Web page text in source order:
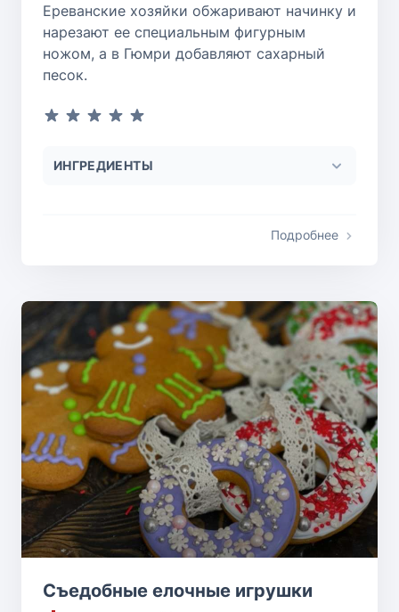
Ереванские хозяйки обжаривают начинку и
нарезают ее специальным фигурным
ножом, а в Гюмри добавляют сахарный
песок.
ИНГРЕДИЕНТЫ
Подробнее
Съедобные елочные игрушки